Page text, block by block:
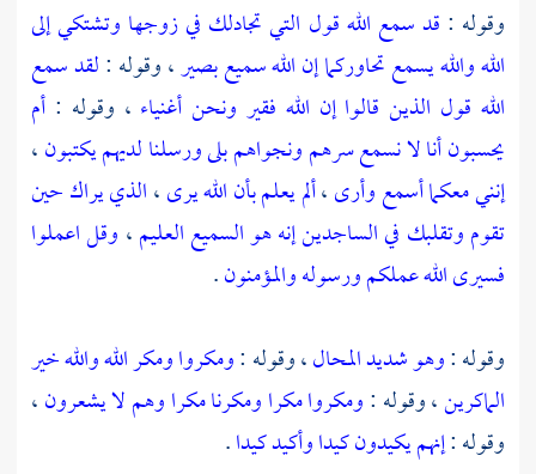
وقوله : قد سمع الله قول التي تجادلك في زوجها وتشتكي إلى
الله والله يسمع تحاوركما إن الله سميع بصير، وقوله :لقد سمع
الله قول الذين قالوا إن الله فقير ونحن أغنياء ، وقوله : أم
يحسبون أنا لا نسمع سرهم ونجواهم بلى ورسلنا لديهم يكتبون،
إنني معكما أسمع وأرى،ألم يعلم بأن الله يرى،الذي يراك حين
تقوم وتقلبك في الساجدين إنه هو السميع العليم، وقل اعملوا
فسيرى الله عملكم ورسوله والمؤمنون.
وقوله :وهو شديد المحال، وقوله :ومكروا ومكر الله والله خير
الماكرين، وقوله :ومكروا مكرا ومكرنا مكرا وهم لا يشعرون،
وقوله :إنهم يكيدون كيدا وأكيد كيدا.